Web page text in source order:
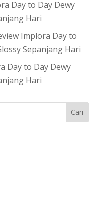
Day to Day Dewy
Hari
Implora Day to
Sepanjang Hari
Day to Day Dewy
Hari